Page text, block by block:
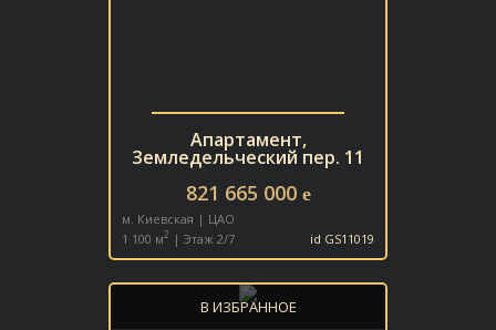
Апартамент,
Земледельческий пер. 11
821 665 000 e
м. Киевская | ЦАО
1 100 м2 | Этаж 2/7 id GS11019
В ИЗБРАННОЕ